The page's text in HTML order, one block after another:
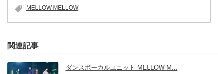
MELLOW MELLOW
関連記事
ダンスボーカルユニット”MELLOW M...